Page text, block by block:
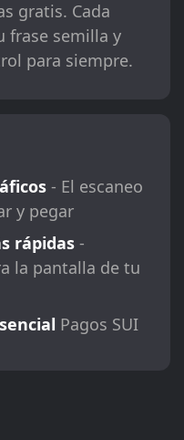
gratis. Cada
frase semilla y
para siempre.
- El escaneo
y pegar
rápidas-
la pantalla de tu
Pagos SUI